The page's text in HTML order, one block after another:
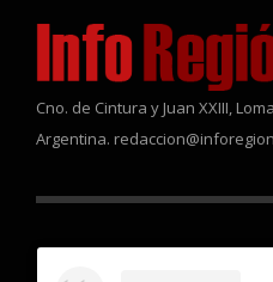
Cno. de Cintura y Juan XXIII,
Argentina.